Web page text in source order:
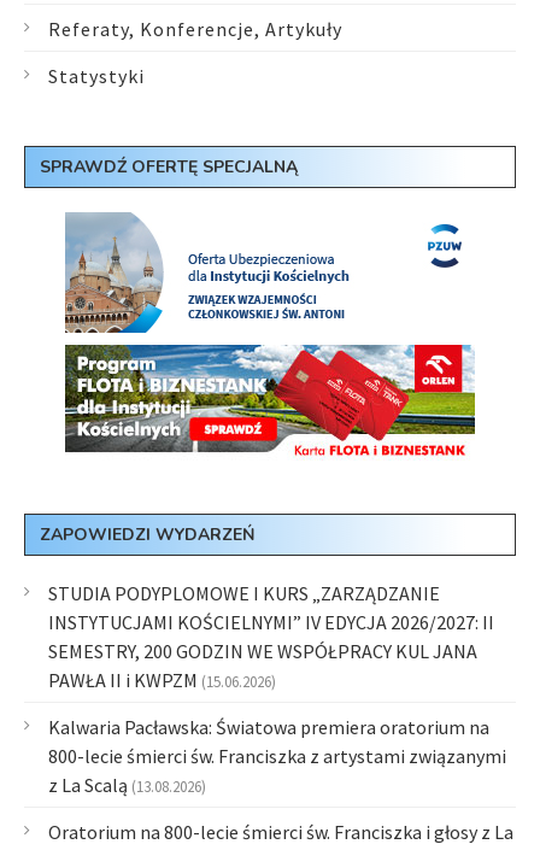
Referaty, Konferencje, Artykuły
Statystyki
SPRAWDŹ OFERTĘ SPECJALNĄ
ZAPOWIEDZI WYDARZEŃ
STUDIA PODYPLOMOWE I KURS „ZARZĄDZANIE
INSTYTUCJAMI KOŚCIELNYMI” IV EDYCJA 2026/2027: II
SEMESTRY, 200 GODZIN WE WSPÓŁPRACY KUL JANA
PAWŁA II i KWPZM (15.06.2026)
Kalwaria Pacławska: Światowa premiera oratorium na
800-lecie śmierci św. Franciszka z artystami związanymi
z La Scalą (13.08.2026)
Oratorium na 800-lecie śmierci św. Franciszka i głosy z La